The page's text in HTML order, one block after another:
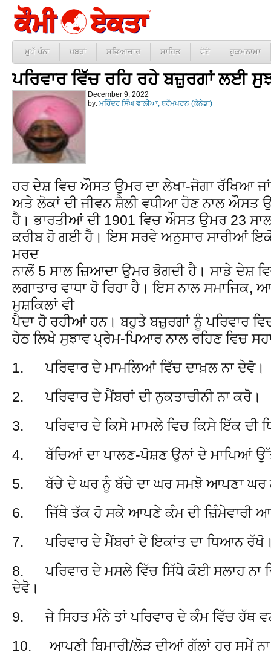
ਮੁਖੱ ਪੰਨਾ ਖ਼ਬਰਾਂ ਸਭਿਆਚਾਰ ਸਾਹਿਤ ਫੋਟੋ ਹੁਕਮਨਾਮਾ
ਪਰਿਵਾਰ ਵਿੱਚ ਰਹਿ ਰਹੇ ਬਜ਼ੁਰਗਾਂ ਲਈ
December 9, 2022
by: ਮਹਿੰਦਰ ਸਿੰਘ ਵਾਲੀਆ, ਬਰੈਂਮਪਟਨ (ਕੈਨੇਡਾ)
ਹਰ ਦੇਸ਼ ਵਿਚ ਔਸਤ ਉਮਰ ਦਾ ਲੇਖਾ-ਜੋਗਾ ਰੱਖਿਆ
ਅਤੇ ਲੋਕਾਂ ਦੀ ਜੀਵਨ ਸ਼ੈਲੀ ਵਧੀਆ ਹੋਣ ਨਾਲ ਔਸਤ
ਹੈ। ਭਾਰਤੀਆਂ ਦੀ 1901 ਵਿਚ ਔਸਤ ਉਮਰ 23
ਕਰੀਬ ਹੋ ਗਈ ਹੈ। ਇਸ ਸਰਵੇ ਅਨੁਸਾਰ ਸਾਰੀਆਂ ਇਕੋ
ਮਰਦ
ਨਾਲੋਂ 5 ਸਾਲ ਜ਼ਿਆਦਾ ਉਮਰ ਭੋਗਦੀ ਹੈ। ਸਾਡੇ ਦੇਸ਼
ਲਗਾਤਾਰ ਵਾਧਾ ਹੋ ਰਿਹਾ ਹੈ। ਇਸ ਨਾਲ ਸਮਾਜਿਕ,
ਮੁਸ਼ਕਿਲਾਂ ਵੀ
ਪੈਦਾ ਹੋ ਰਹੀਆਂ ਹਨ। ਬਹੁਤੇ ਬਜ਼ੁਰਗਾਂ ਨੂੰ ਪਰਿਵਾਰ
ਹੇਠ ਲਿਖੇ ਸੁਝਾਵ ਪ੍ਰੇਮ-ਪਿਆਰ ਨਾਲ ਰਹਿਣ ਵਿਚ
1. ਪਰਿਵਾਰ ਦੇ ਮਾਮਲਿਆਂ ਵਿੱਚ ਦਾਖ਼ਲ ਨਾ ਦੇਵੋ।
2. ਪਰਿਵਾਰ ਦੇ ਮੈਂਬਰਾਂ ਦੀ ਨੁਕਤਾਚੀਨੀ ਨਾ ਕਰੋ।
3. ਪਰਿਵਾਰ ਦੇ ਕਿਸੇ ਮਾਮਲੇ ਵਿਚ ਕਿਸੇ ਇੱਕ ਦੀ
4. ਬੱਚਿਆਂ ਦਾ ਪਾਲਣ-ਪੋਸ਼ਣ ਉਨਾਂ ਦੇ ਮਾਪਿਆਂ
5. ਬੱਚੇ ਦੇ ਘਰ ਨੂੰ ਬੱਚੇ ਦਾ ਘਰ ਸਮਝੋ ਆਪਣਾ ਘਰ
6. ਜਿੱਥੇ ਤੱਕ ਹੋ ਸਕੇ ਆਪਣੇ ਕੰਮ ਦੀ ਜ਼ਿੰਮੇਵਾਰੀ
7. ਪਰਿਵਾਰ ਦੇ ਮੈਂਬਰਾਂ ਦੇ ਇਕਾਂਤ ਦਾ ਧਿਆਨ
8. ਪਰਿਵਾਰ ਦੇ ਮਸਲੇ ਵਿੱਚ ਸਿੱਧੇ ਕੋਈ ਸਲਾਹ ਨਾ
ਦੇਵੋ।
9. ਜੇ ਸਿਹਤ ਮੰਨੇ ਤਾਂ ਪਰਿਵਾਰ ਦੇ ਕੰਮ ਵਿੱਚ ਹੱਥ
10. ਆਪਣੀ ਬਿਮਾਰੀ/ਲੋੜ ਦੀਆਂ ਗੱਲਾਂ ਹਰ ਸਮੇਂ